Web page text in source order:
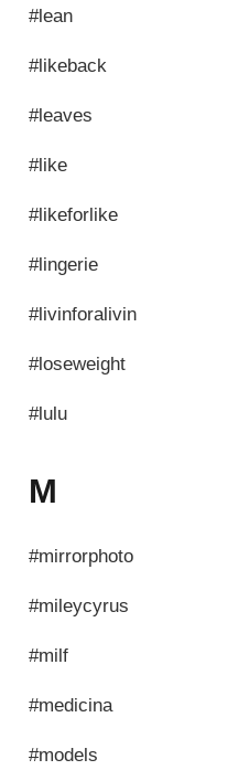
#lean
#likeback
#leaves
#like
#likeforlike
#lingerie
#livinforalivin
#loseweight
#lulu
M
#mirrorphoto
#mileycyrus
#milf
#medicina
#models